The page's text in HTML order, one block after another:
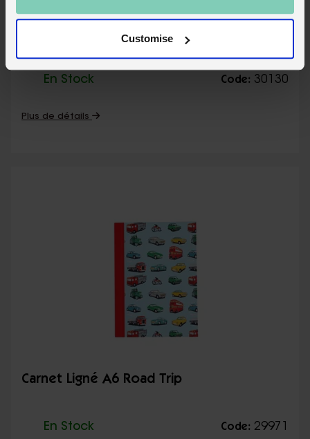
Customise
Mini Cartes à Jouer Road Trip
En Stock Code: 30130
Plus de détails
Carnet Ligné A6 Road Trip
En Stock Code: 29971